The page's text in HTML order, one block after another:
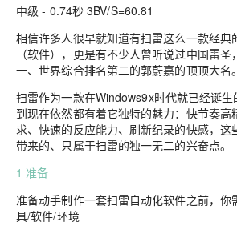
中级 - 0.74秒 3BV/S=60.81
相信许多人很早就知道有扫雷这么一款经典
（软件），更是有不少人曾听说过中国雷
一、世界综合排名第二的郭蔚嘉的顶顶大名。
扫雷作为一款在Windows9x时代就已经诞
到现在依然都有着它独特的魅力：快节奏高
求、快速的反应能力、刷新纪录的快感，这
带来的、只属于扫雷的独一无二的兴奋点。
1 准备
准备动手制作一套扫雷自动化软件之前，你
具/软件/环境